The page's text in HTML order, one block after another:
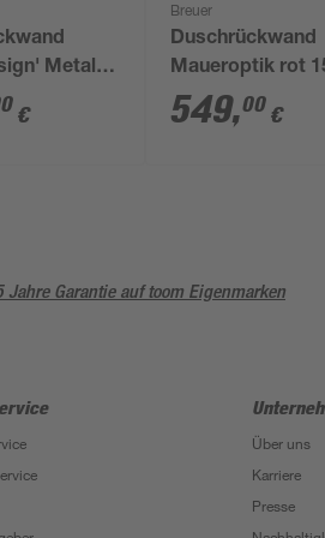
Metall
150 x 255
€
Breuer
Duschrückwand
Maueroptik rot
255 cm
549,00 €
Jahre Garantie auf toom Eigenmarken
Über uns
Karriere
Presse